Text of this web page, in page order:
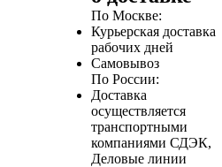
По Москве:
Курьерская доставка
рабочих дней
Самовывоз
По России:
Доставка
осуществляется
транспортными
компаниями СДЭК,
Деловые линии